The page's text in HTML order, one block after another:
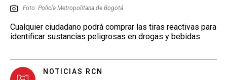
Foto: Policía Metropolitana de Bogotá
Cualquier ciudadano podrá comprar las tiras reactivas para
identificar sustancias peligrosas en drogas y bebidas.
NOTICIAS RCN